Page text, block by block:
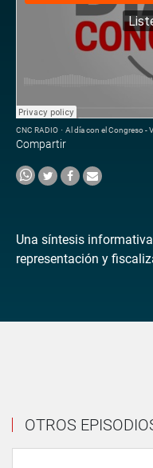
CNC RADIO · Al día con el Congreso -
Compartir
Una síntesis
representación y
OTROS